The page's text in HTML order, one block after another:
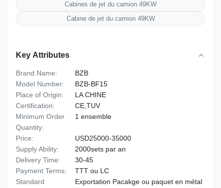
Cabines de jet du camion 49KW
Cabine de jet du camion 49KW
Key Attributes
Brand Name:
BZB
Model Number:
BZB-BF15
Place of Origin:
LA CHINE
Certification:
CE,TUV
Minimum Order
Quantity:
1 ensemble
Price:
USD25000-35000
Supply Ability:
2000sets par an
Delivery Time:
30-45
Payment Terms:
TTT ou LC
Standard
Exportation Pacakge ou paquet en métal